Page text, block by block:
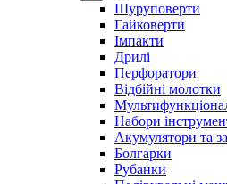
Шуруповерти
Гайковерти
Імпакти
Дрилі
Перфоратори
Відбійні молотки
Набори
Акумулятори та
Болгарки
Рубанки